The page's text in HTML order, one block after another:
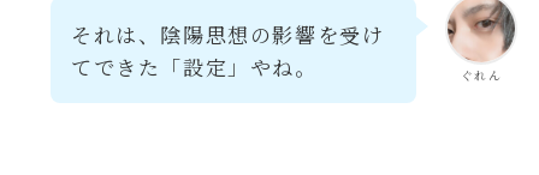
ぐれん
それは、陰陽思想の影響を受け
てできた「設定」やね。